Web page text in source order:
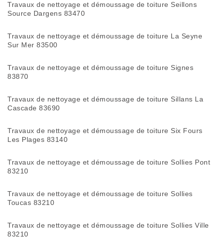
Travaux de nettoyage et démoussage de toiture Seillons
Source Dargens 83470
Travaux de nettoyage et démoussage de toiture La Seyne
Sur Mer 83500
Travaux de nettoyage et démoussage de toiture Signes
83870
Travaux de nettoyage et démoussage de toiture Sillans La
Cascade 83690
Travaux de nettoyage et démoussage de toiture Six Fours
Les Plages 83140
Travaux de nettoyage et démoussage de toiture Sollies Pont
83210
Travaux de nettoyage et démoussage de toiture Sollies
Toucas 83210
Travaux de nettoyage et démoussage de toiture Sollies Ville
83210